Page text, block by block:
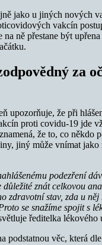
jako u jiných nových
vakcín
na ně přestane být
za
upozorňuje, že při
proti covidu-19 jde
že to, co někdo
jiný může vnímat jako
podezření
znát celkovou
zdravotní stav, zda u něj
se snažíme spojit s
ředitelka lékového
podstatnou věc, která